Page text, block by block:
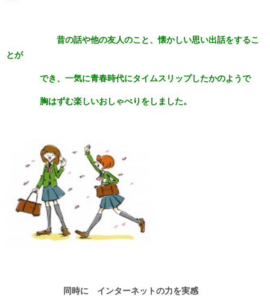
昔の話や他の友人のこと、懐かしい思い出話をするこ
とが
でき、一気に青春時代にタイムスリップしたかのようで
胸はずむ楽しいおしゃべりをしました。
同時に インターネットの力を実感